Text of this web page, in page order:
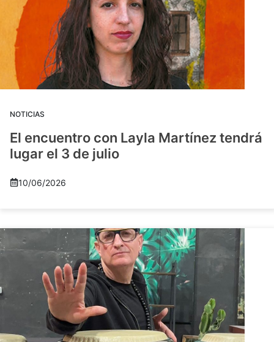
NOTICIAS
El encuentro con Layla Martínez tendrá
lugar el 3 de julio
10/06/2026